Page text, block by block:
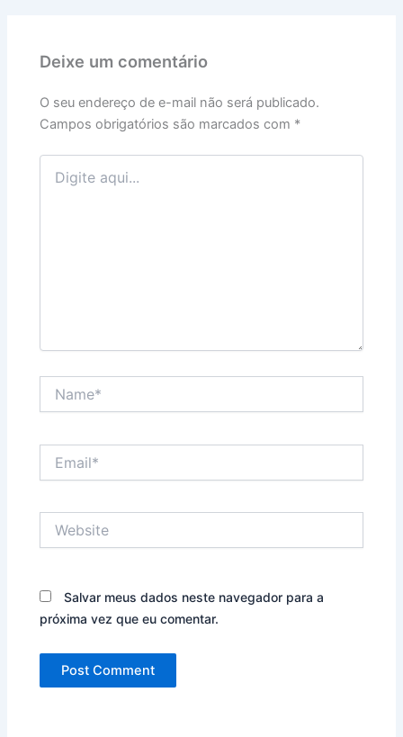
Deixe um comentário
O seu endereço de e-mail não será publicado.
Campos obrigatórios são marcados com *
Digite
aqui...
Salvar meus dados neste navegador para a
próxima vez que eu comentar.